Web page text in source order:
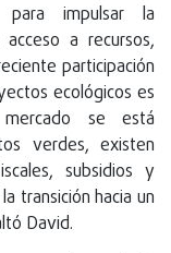
para impulsar la
a recursos,
participación
ecológicos es
se está
verdes, existen
subsidios y
transición hacia un
David.